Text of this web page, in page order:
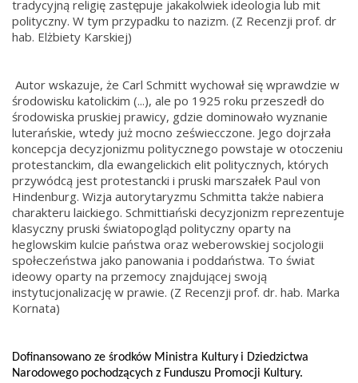
tradycyjną religię zastępuje jakakolwiek ideologia lub mit
polityczny. W tym przypadku to nazizm. (Z Recenzji prof. dr
hab. Elżbiety Karskiej)
Autor wskazuje, że Carl Schmitt wychował się wprawdzie w
środowisku katolickim (...), ale po 1925 roku przeszedł do
środowiska pruskiej prawicy, gdzie dominowało wyznanie
luterańskie, wtedy już mocno zeświecczone. Jego dojrzała
koncepcja decyzjonizmu politycznego powstaje w otoczeniu
protestanckim, dla ewangelickich elit politycznych, których
przywódcą jest protestancki i pruski marszałek Paul von
Hindenburg. Wizja autorytaryzmu Schmitta także nabiera
charakteru laickiego. Schmittiański decyzjonizm reprezentuje
klasyczny pruski światopogląd polityczny oparty na
heglowskim kulcie państwa oraz weberowskiej socjologii
społeczeństwa jako panowania i poddaństwa. To świat
ideowy oparty na przemocy znajdującej swoją
instytucjonalizację w prawie. (Z Recenzji prof. dr. hab. Marka
Kornata)
Dofinansowano ze środków Ministra Kultury i Dziedzictwa
Narodowego pochodzących z Funduszu Promocji Kultury.